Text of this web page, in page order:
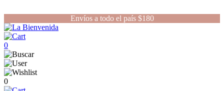
Envíos a todo el país $180
0
0